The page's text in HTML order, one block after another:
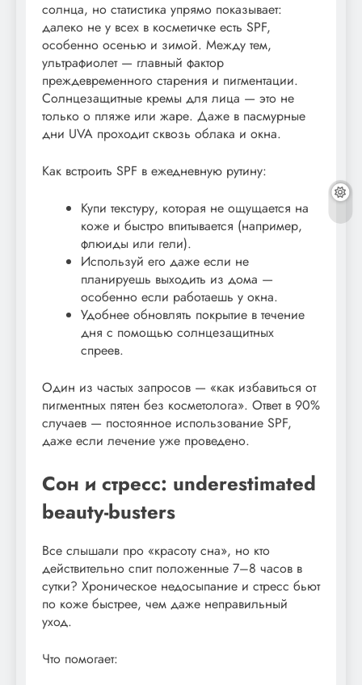
солнца, но статистика упрямо показывает:
далеко не у всех в косметичке есть SPF,
особенно осенью и зимой. Между тем,
ультрафиолет — главный фактор
преждевременного старения и пигментации.
Солнцезащитные кремы для лица — это не
только о пляже или жаре. Даже в пасмурные
дни UVA проходит сквозь облака и окна.
Как встроить SPF в ежедневную рутину:
Купи текстуру, которая не ощущается на
коже и быстро впитывается (например,
флюиды или гели).
Используй его даже если не
планируешь выходить из дома —
особенно если работаешь у окна.
Удобнее обновлять покрытие в течение
дня с помощью солнцезащитных
спреев.
Один из частых запросов — «как избавиться от
пигментных пятен без косметолога». Ответ в 90%
случаев — постоянное использование SPF,
даже если лечение уже проведено.
Сон и стресс: underestimated
beauty-busters
Все слышали про «красоту сна», но кто
действительно спит положенные 7–8 часов в
сутки? Хроническое недосыпание и стресс бьют
по коже быстрее, чем даже неправильный
уход.
Что помогает: